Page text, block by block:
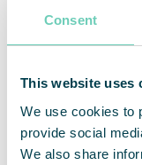
Consent
This website uses
We use cookies to
provide social
We also share
UNC Health
Telefon +0 984 215
Om QleanAir
inom marknaden
affärsmodell
lösningar med ett